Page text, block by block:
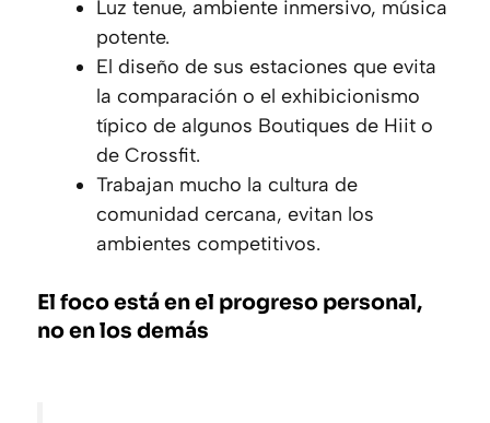
Luz tenue, ambiente inmersivo, música
potente.
El diseño de sus estaciones que evita
la comparación o el exhibicionismo
típico de algunos Boutiques de Hiit o
de Crossfit.
Trabajan mucho la cultura de
comunidad cercana, evitan los
ambientes competitivos.
El foco está en el progreso personal,
no en los demás